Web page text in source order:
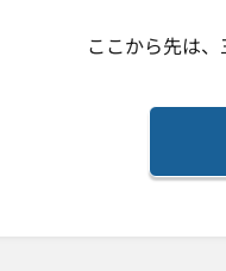
ここから先は、